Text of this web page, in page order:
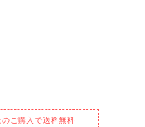
ご購入で送料無料